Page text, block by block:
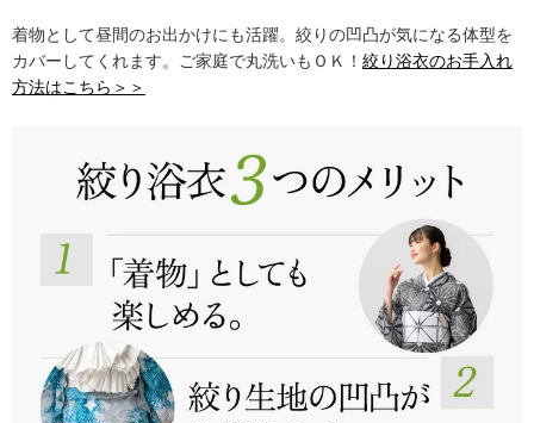
着物として昼間のお出かけにも活躍。絞りの凹凸が気になる体型を
カバーしてくれます。ご家庭で丸洗いもＯＫ！ 絞り浴衣のお手入れ
方法はこちら＞＞